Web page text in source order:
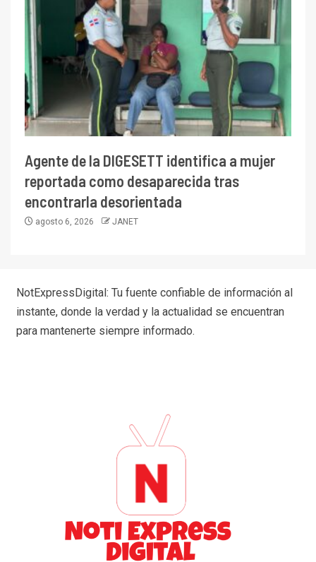
Agente de la DIGESETT identifica a mujer
reportada como desaparecida tras
encontrarla desorientada
agosto 6, 2026 JANET
NotExpressDigital: Tu fuente confiable de información al
instante, donde la verdad y la actualidad se encuentran
para mantenerte siempre informado.